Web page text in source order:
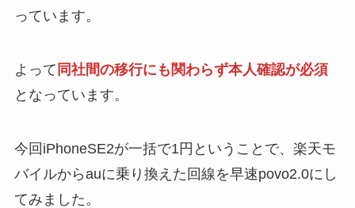
っています。
よって 同社間の移行にも関わらず本人確認が必須
となっています。
今回iPhoneSE2が一括で1円ということで、楽天モ
バイルからauに乗り換えた回線を早速povo2.0にし
てみました。